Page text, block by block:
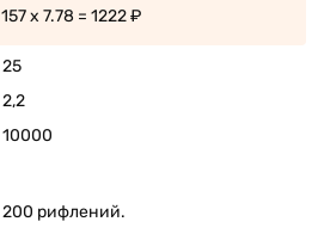
157 x 7.78 = 1222 ₽
25
2,2
10000
200 рифлений.